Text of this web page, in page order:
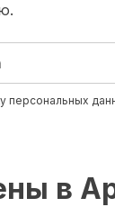
персональных
в